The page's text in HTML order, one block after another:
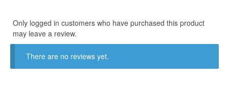
Only logged in customers who have purchased this product
may leave a review.
There are no reviews yet.